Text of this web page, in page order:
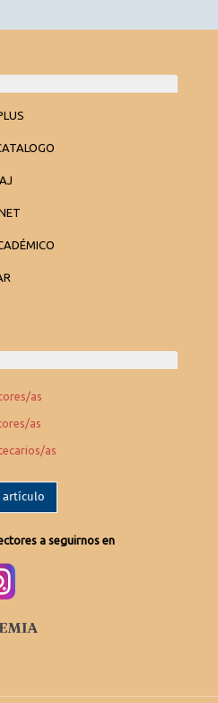
as
as
as
artículo
a seguirnos en